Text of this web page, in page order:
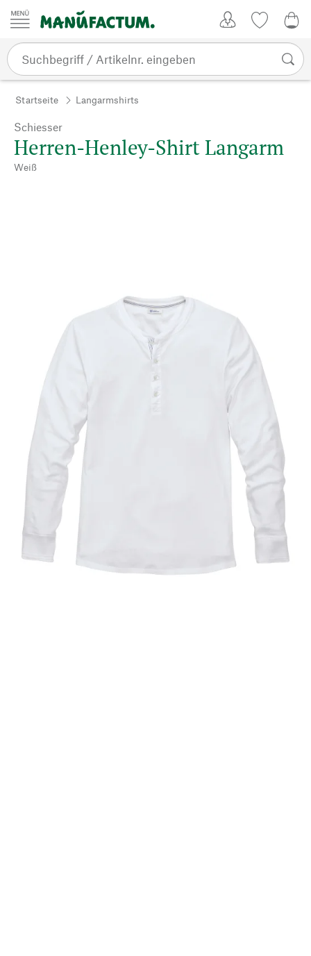
Zum Inhalt springen
Startseite Langarmshirts
Schiesser
Herren-Henley-Shirt Langarm
Weiß